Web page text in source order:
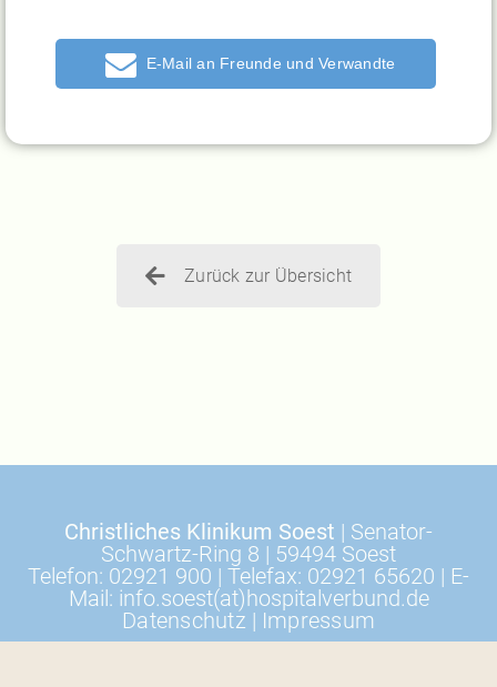
E-Mail
Zurück zur Übersicht
Christliches Klinikum Soest | Senator-
Schwartz-Ring 8 | 59494 Soest
Telefon: 02921 900 | Telefax: 02921 65620 | E-
Mail: info.soest(at)hospitalverbund.de
Datenschutz | Impressum